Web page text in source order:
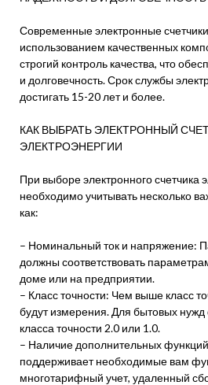
Современные электронные
использованием качественных
строгий контроль качества, что
и долговечность. Срок службы
достигать 15-20 лет и более.
КАК ВЫБРАТЬ ЭЛЕКТРОННЫЙ
ЭЛЕКТРОЭНЕРГИИ
При выборе электронного счетчика
необходимо учитывать несколько
как:
– Номинальный ток и напряжение:
должны соответствовать
доме или на предприятии.
– Класс точности: Чем выше класс
будут измерения. Для бытовых
класса точности 2.0 или 1.0.
– Наличие дополнительных
поддерживает необходимые вам
многотарифный учет, удаленный